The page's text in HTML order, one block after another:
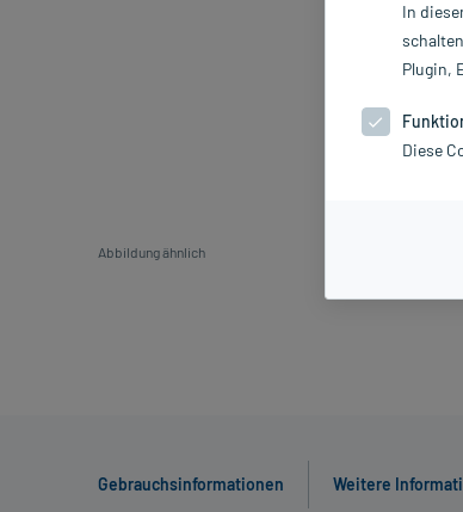
Abbildung ähnlich
Gebrauchsinformationen Weitere
In
Plugin,
Diese